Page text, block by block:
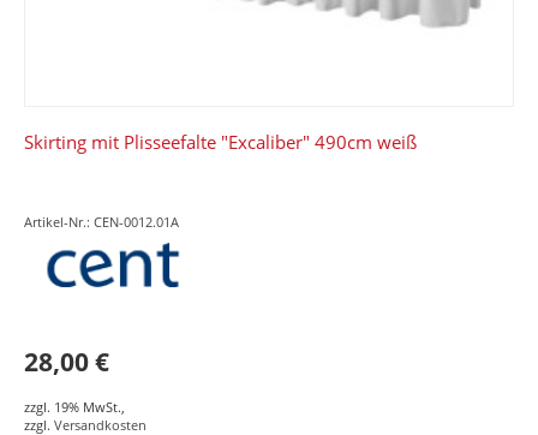
Skirting mit Plisseefalte "Excaliber" 490cm weiß
Artikel-Nr.: CEN-0012.01A
28,00 €
zzgl. 19% MwSt.
zzgl. Versandkosten